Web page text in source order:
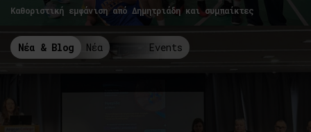
Καθοριστική εμφάνιση από Δημητριάδη και συμπαίκτες
Νέα & Blog Νέα Events